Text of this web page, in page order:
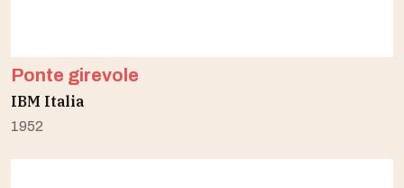
Ponte girevole
IBM Italia
1952